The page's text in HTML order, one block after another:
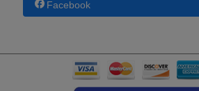
Facebook